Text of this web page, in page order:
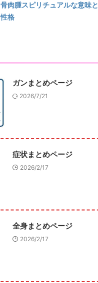
骨肉腫スピリチュアルな意味と
性格
ガンまとめページ
2026/7/21
症状まとめページ
2026/2/17
全身まとめページ
2026/2/17